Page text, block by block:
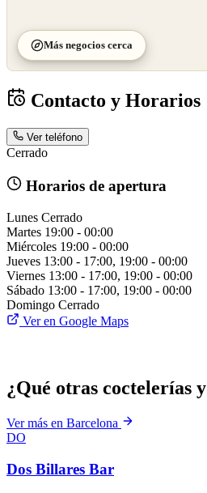
Más negocios cerca
Contacto y Horarios
Ver teléfono
Cerrado
Horarios de apertura
Lunes Cerrado
Martes 19:00 - 00:00
Miércoles 19:00 - 00:00
Jueves 13:00 - 17:00, 19:00 - 00:00
Viernes 13:00 - 17:00, 19:00 - 00:00
Sábado 13:00 - 17:00, 19:00 - 00:00
Domingo Cerrado
Ver en Google Maps
¿Qué otras coctelerías
Ver más en Barcelona
DO
Dos Billares Bar